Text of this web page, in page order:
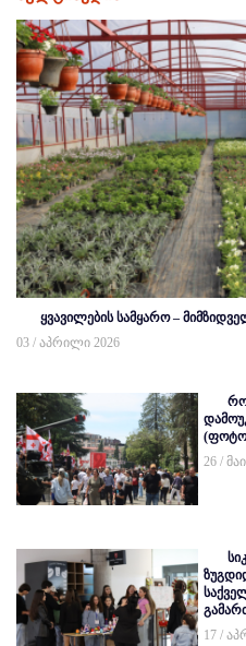
ყვავილების სამყარო –
03 / აპრილი 2026
26 /
17 /